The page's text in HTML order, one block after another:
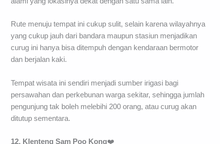
Rute menuju tempat ini cukup sulit, selain karena wilayahnya
yang cukup jauh dari bandara maupun stasiun menjadikan
curug ini hanya bisa ditempuh dengan kendaraan bermotor
dan berjalan kaki.
Tempat wisata ini sendiri menjadi sumber irigasi bagi
persawahan dan perkebunan warga sekitar, sehingga jumlah
pengunjung tak boleh melebihi 200 orang, atau curug akan
ditutup sementara.
12. Klenteng Sam Poo Kong❤️